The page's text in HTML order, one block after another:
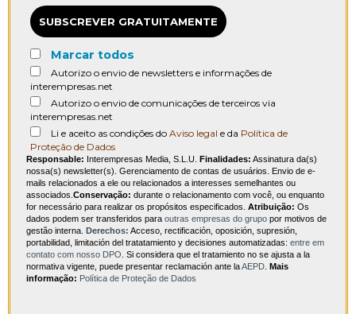
SUBSCREVER GRATUITAMENTE
Marcar todos
Autorizo o envio de newsletters e informações de
interempresas.net
Autorizo o envio de comunicações de terceiros via
interempresas.net
Li e aceito as condições do Aviso legal e da Política de
Proteção de Dados
Responsable: Interempresas Media, S.L.U. Finalidades: Assinatura da(s)
nossa(s) newsletter(s). Gerenciamento de contas de usuários. Envio de e-
mails relacionados a ele ou relacionados a interesses semelhantes ou
associados.Conservação: durante o relacionamento com você, ou enquanto
for necessário para realizar os propósitos especificados. Atribuição: Os
dados podem ser transferidos para outras empresas do grupo por motivos de
gestão interna. Derechos: Acceso, rectificación, oposición, supresión,
portabilidad, limitación del tratatamiento y decisiones automatizadas: entre em
contato com nosso DPO. Si considera que el tratamiento no se ajusta a la
normativa vigente, puede presentar reclamación ante laAEPD. Mais
informação: Política de Proteção de Dados